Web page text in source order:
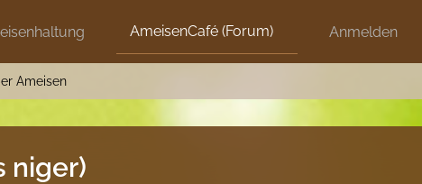
Anmelden
AmeisenCafé (Forum) Discord
Ameisen
niger)